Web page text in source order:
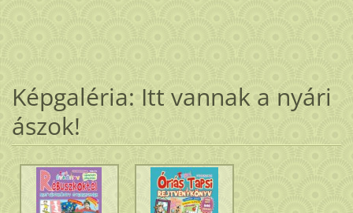
Képgaléria: Itt vannak a nyári
ászok!